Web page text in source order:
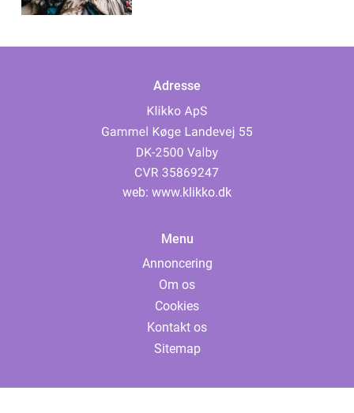
Adresse
web: www.klikko.dk
Menu
Annoncering
Om os
Cookies
Kontakt os
Sitemap